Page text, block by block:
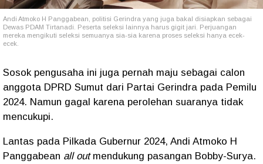
Andi Atmoko H Panggabean, politisi Gerindra yang juga bakal disiapkan sebagai
Dewas PDAM Tirtanadi. Peserta seleksi lainnya harus gigit jari. Perjuangan
mereka mengikuti seleksi semuanya sia-sia karena proses seleksi hanya ecek-
ecek.
Sosok pengusaha ini juga pernah maju sebagai calon
anggota DPRD Sumut dari Partai Gerindra pada Pemilu
2024. Namun gagal karena perolehan suaranya tidak
mencukupi.
Lantas pada Pilkada Gubernur 2024, Andi Atmoko H
Panggabean all out mendukung pasangan Bobby-Surya.